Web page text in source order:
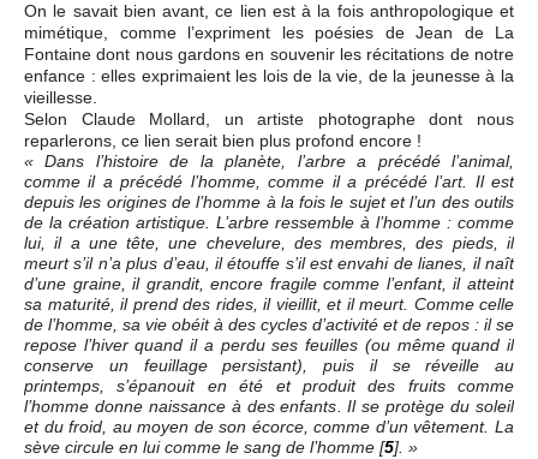
On le savait bien avant, ce lien est à la fois anthropologique et
mimétique, comme l’expriment les poésies de Jean de La
Fontaine dont nous gardons en souvenir les récitations de notre
enfance : elles exprimaient les lois de la vie, de la jeunesse à la
vieillesse.
Selon Claude Mollard, un artiste photographe dont nous
reparlerons, ce lien serait bien plus profond encore !
« Dans l’histoire de la planète, l’arbre a précédé l’animal,
comme il a précédé l’homme, comme il a précédé l’art. Il est
depuis les origines de l’homme à la fois le sujet et l’un des outils
de la création artistique. L’arbre ressemble à l’homme : comme
lui, il a une tête, une chevelure, des membres, des pieds, il
meurt s’il n’a plus d’eau, il étouffe s’il est envahi de lianes, il naît
d’une graine, il grandit, encore fragile comme l’enfant, il atteint
sa maturité, il prend des rides, il vieillit, et il meurt. Comme celle
de l’homme, sa vie obéit à des cycles d’activité et de repos : il se
repose l’hiver quand il a perdu ses feuilles (ou même quand il
conserve un feuillage persistant), puis il se réveille au
printemps, s’épanouit en été et produit des fruits comme
l’homme donne naissance à des enfants. Il se protège du soleil
et du froid, au moyen de son écorce, comme d’un vêtement. La
sève circule en lui comme le sang de l’homme [5]. »